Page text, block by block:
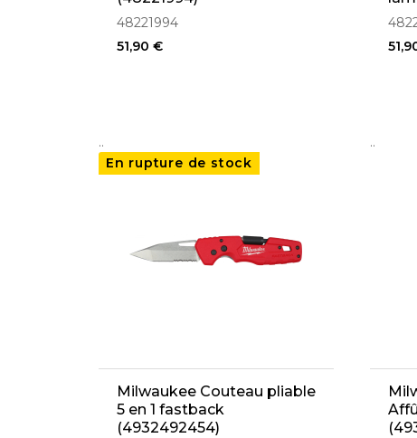
48221994
51,90 €
..
En rupture de stock
Milwaukee Couteau pliable
5 en 1 fastback
(4932492454)
..